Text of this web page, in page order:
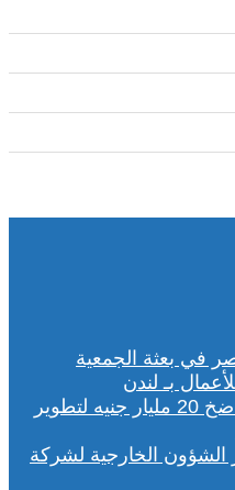
ڤودافون مصر تعلن ضخ 20 مليار جنيه لتطوير